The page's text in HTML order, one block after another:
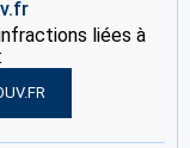
liées à